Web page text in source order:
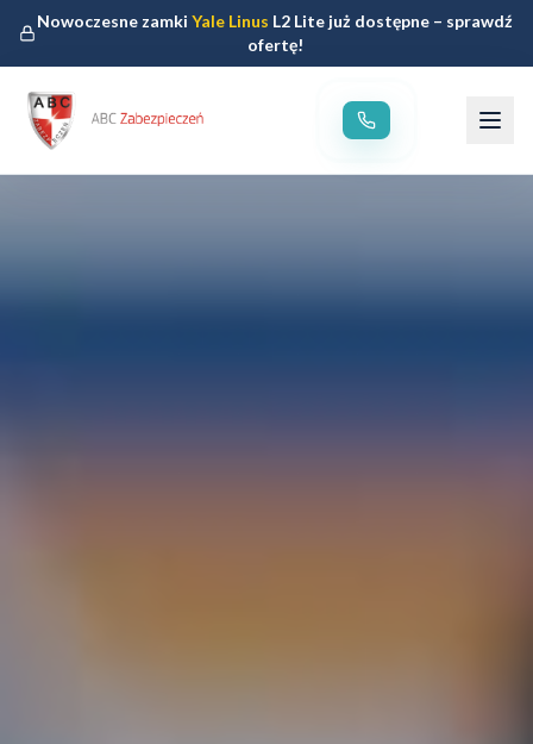
Nowoczesne zamkiYale Linus L2 Lite już dostępne – sprawdź
ofertę!